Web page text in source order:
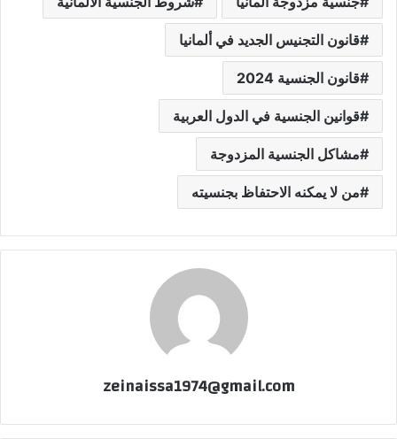
قانون التجنيس الجديد في ألمانيا
قانون الجنسية 2024
قوانين الجنسية في الدول العربية
مشاكل الجنسية المزدوجة
من لا يمكنه الاحتفاظ بجنسيته
zeinaissa1974@gmail.com